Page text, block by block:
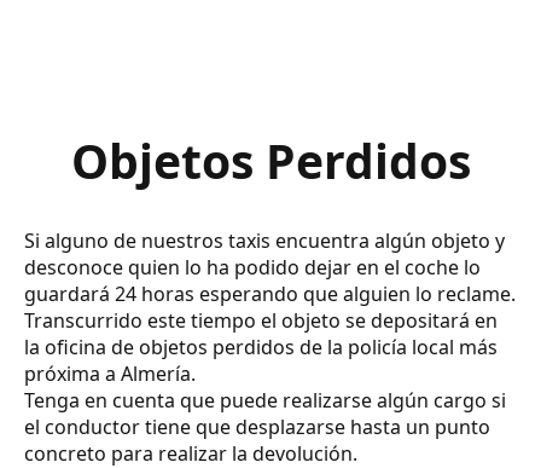
Objetos Perdidos
Si alguno de nuestros taxis encuentra algún objeto y
desconoce quien lo ha podido dejar en el coche lo
guardará 24 horas esperando que alguien lo reclame.
Transcurrido este tiempo el objeto se depositará en
la oficina de objetos perdidos de la policía local más
próxima a Almería.
Tenga en cuenta que puede realizarse algún cargo si
el conductor tiene que desplazarse hasta un punto
concreto para realizar la devolución.